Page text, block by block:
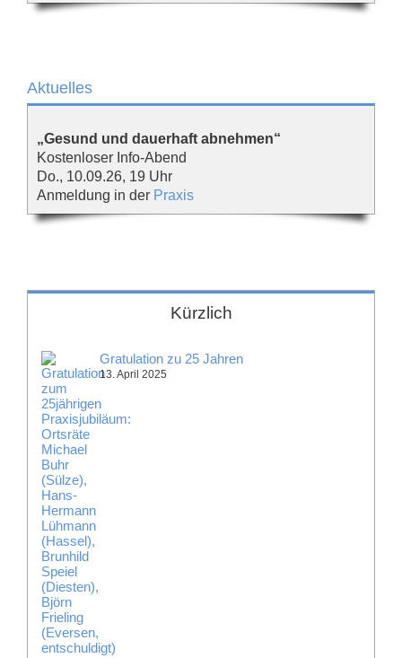
Aktuelles
„Gesund und dauerhaft abnehmen“
Kostenloser Info-Abend
Do., 10.09.26, 19 Uhr
Anmeldung in der Praxis
Kürzlich
Gratulation zu 25 Jahren
13. April 2025